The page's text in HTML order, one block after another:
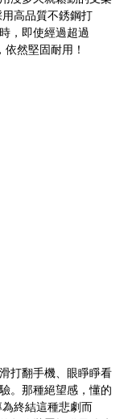
高品質不銹鋼打
，即使經過超過
然堅固耐用！
打翻手機、眼睜睜看
。那種絕望感，懂的
終結這種悲劇而